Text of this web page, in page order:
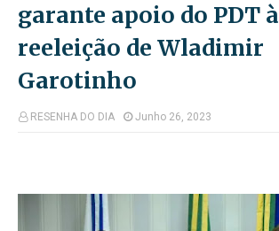
garante apoio do PDT à
reeleição de Wladimir
Garotinho
RESENHA DO DIA Junho 26, 2023